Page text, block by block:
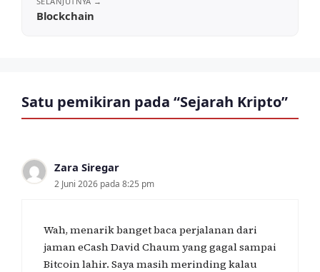
Blockchain
Satu pemikiran pada “Sejarah Kripto”
Zara Siregar
2 Juni 2026 pada 8:25 pm
Wah, menarik banget baca perjalanan dari
jaman eCash David Chaum yang gagal sampai
Bitcoin lahir. Saya masih merinding kalau